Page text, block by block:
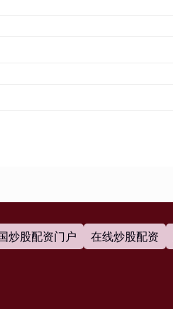
炒股配资门户 在线炒股配资